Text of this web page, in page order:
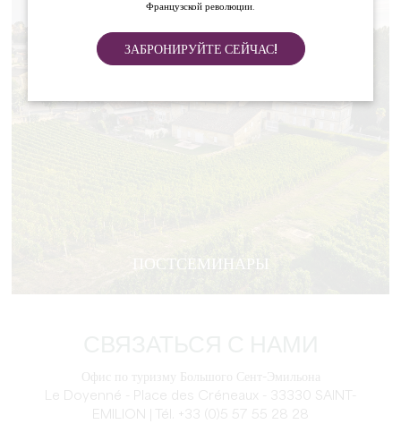
ПОСТСЕМИНАРЫ
Офис по туризму Большого Сент-Эмильона
Le Doyenné - Place des Créneaux - 33330 SAINT-
EMILION | Tél. +33 (0)5 57 55 28 28
Французской революции.
ЗАБРОНИРУЙТЕ СЕЙЧАС!